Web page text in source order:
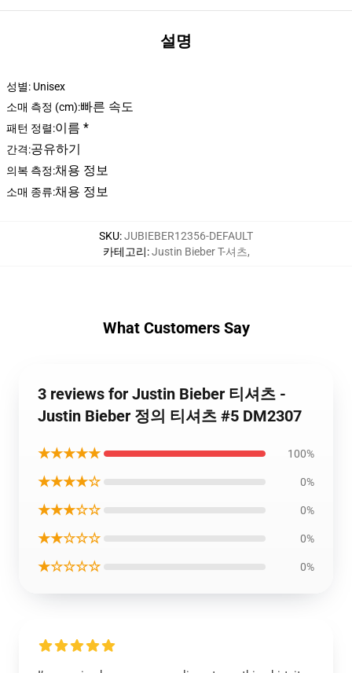
설명
성별: Unisex
소매 측정 (cm):빠른 속도
패턴 정렬:이름 *
간격:공유하기
의복 측정:채용 정보
소매 종류:채용 정보
SKU:JUBIEBER12356-DEFAULT
카테고리:Justin Bieber T-셔츠,
What Customers Say
3 reviews for Justin Bieber 티셔츠 -
Justin Bieber 정의 티셔츠 #5 DM2307
★★★★★ 100%
★★★★☆ 0%
★★★☆☆ 0%
★★☆☆☆ 0%
★☆☆☆☆ 0%